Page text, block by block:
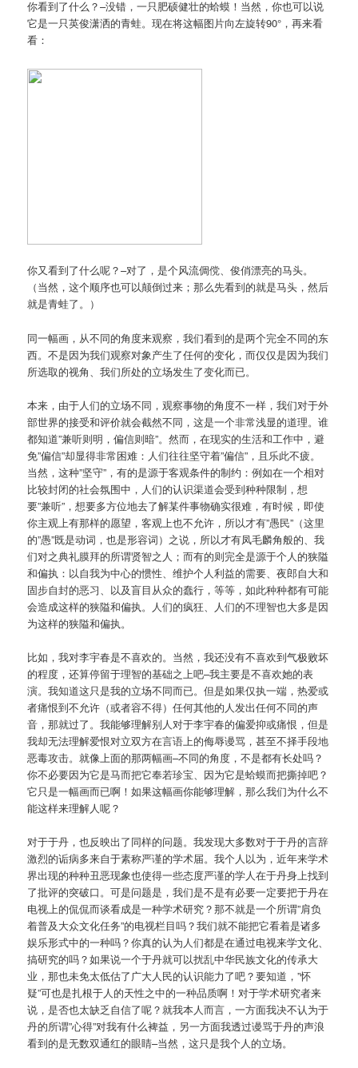
你看到了什么？–没错，一只肥硕健壮的蛤蟆！当然，你也可以说
它是一只英俊潇洒的青蛙。现在将这幅图片向左旋转90°，再来看
看：
你又看到了什么呢？–对了，是个风流倜傥、俊俏漂亮的马头。
（当然，这个顺序也可以颠倒过来；那么先看到的就是马头，然后
就是青蛙了。）
同一幅画，从不同的角度来观察，我们看到的是两个完全不同的东
西。不是因为我们观察对象产生了任何的变化，而仅仅是因为我们
所选取的视角、我们所处的立场发生了变化而已。
本来，由于人们的立场不同，观察事物的角度不一样，我们对于外
部世界的接受和评价就会截然不同，这是一个非常浅显的道理。谁
都知道”兼听则明，偏信则暗”。然而，在现实的生活和工作中，避
免”偏信”却显得非常困难：人们往往坚守着”偏信”，且乐此不疲。
当然，这种”坚守”，有的是源于客观条件的制约：例如在一个相对
比较封闭的社会氛围中，人们的认识渠道会受到种种限制，想
要”兼听”，想要多方位地去了解某件事物确实很难，有时候，即使
你主观上有那样的愿望，客观上也不允许，所以才有”愚民”（这里
的”愚”既是动词，也是形容词）之说，所以才有凤毛麟角般的、我
们对之典礼膜拜的所谓贤智之人；而有的则完全是源于个人的狭隘
和偏执：以自我为中心的惯性、维护个人利益的需要、夜郎自大和
固步自封的恶习、以及盲目从众的蠢行，等等，如此种种都有可能
会造成这样的狭隘和偏执。人们的疯狂、人们的不理智也大多是因
为这样的狭隘和偏执。
比如，我对李宇春是不喜欢的。当然，我还没有不喜欢到气极败坏
的程度，还算停留于理智的基础之上吧–我主要是不喜欢她的表
演。我知道这只是我的立场不同而已。但是如果仅执一端，热爱或
者痛恨到不允许（或者容不得）任何其他的人发出任何不同的声
音，那就过了。我能够理解别人对于李宇春的偏爱抑或痛恨，但是
我却无法理解爱恨对立双方在言语上的侮辱谩骂，甚至不择手段地
恶毒攻击。就像上面的那两幅画–不同的角度，不是都有长处吗？
你不必要因为它是马而把它奉若珍宝、因为它是蛤蟆而把撕掉吧？
它只是一幅画而已啊！如果这幅画你能够理解，那么我们为什么不
能这样来理解人呢？
对于于丹，也反映出了同样的问题。我发现大多数对于于丹的言辞
激烈的诟病多来自于素称严谨的学术届。我个人以为，近年来学术
界出现的种种丑恶现象也使得一些态度严谨的学人在于丹身上找到
了批评的突破口。可是问题是，我们是不是有必要一定要把于丹在
电视上的侃侃而谈看成是一种学术研究？那不就是一个所谓”肩负
着普及大众文化任务”的电视栏目吗？我们就不能把它看着是诸多
娱乐形式中的一种吗？你真的认为人们都是在通过电视来学文化、
搞研究的吗？如果说一个于丹就可以扰乱中华民族文化的传承大
业，那也未免太低估了广大人民的认识能力了吧？要知道，”怀
疑”可也是扎根于人的天性之中的一种品质啊！对于学术研究者来
说，是否也太缺乏自信了呢？就我本人而言，一方面我决不认为于
丹的所谓”心得”对我有什么裨益，另一方面我透过谩骂于丹的声浪
看到的是无数双通红的眼睛–当然，这只是我个人的立场。